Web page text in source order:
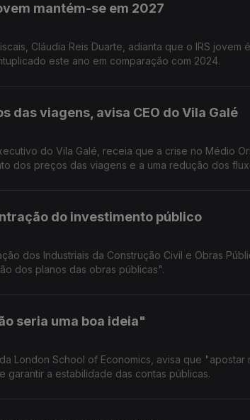
mantém-se em 2027
Cláudia Reis Duarte, adianta que o IRS jovem
este ano em comparação com 2024.
das viagens, avisa CEO do Vila Galé
do Vila Galé, receia que a crise no Médio
dos preços das viagens e a uma redução dos
do investimento público
dos Industriais da Construção Civil e Obras
dos planos das obras públicas".
seria uma boa ideia"
London School of Economics, avisa que
garantir a estabilidade das contas públicas.